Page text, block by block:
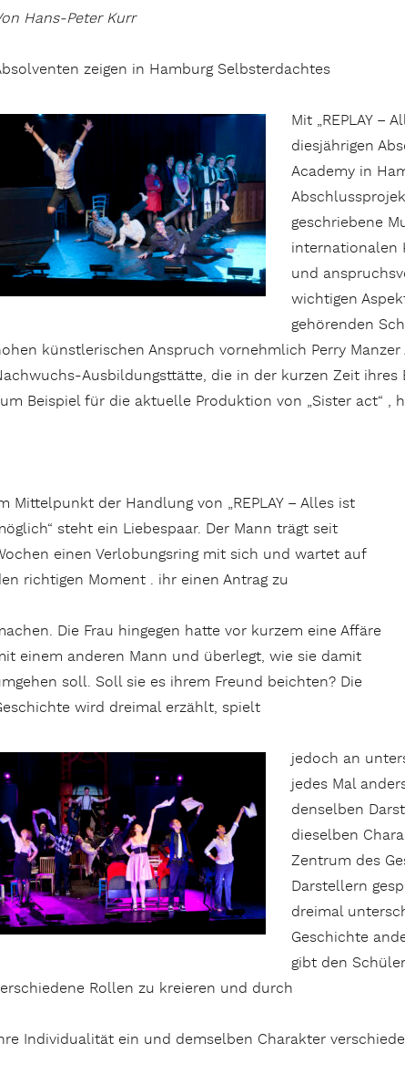
Hans-Peter Kurr
zeigen in Hamburg Selbsterdachtes
Mit „REPLAY –
diesjährigen
Academy in
geschriebene
internationalen
und
wichtigen
gehörenden
künstlerischen Anspruch vornehmlich Perry Manzer
Ausbildungsttätte, die in der kurzen Zeit ihres
Beispiel für die aktuelle Produktion von „Sister act“ ,
Mittelpunkt der Handlung von „REPLAY – Alles ist
steht ein Liebespaar. Der Mann trägt seit
einen Verlobungsring mit sich und wartet auf
richtigen Moment . ihr einen Antrag zu
Die Frau hingegen hatte vor kurzem eine Affäre
einem anderen Mann und überlegt, wie sie damit
soll. Soll sie es ihrem Freund beichten? Die
wird dreimal erzählt, spielt
jedoch an
jedes Mal
denselben
dieselben
Zentrum des
Darstellern
dreimal
Geschichte
gibt den
Rollen zu kreieren und durch
Individualität ein und demselben Charakter